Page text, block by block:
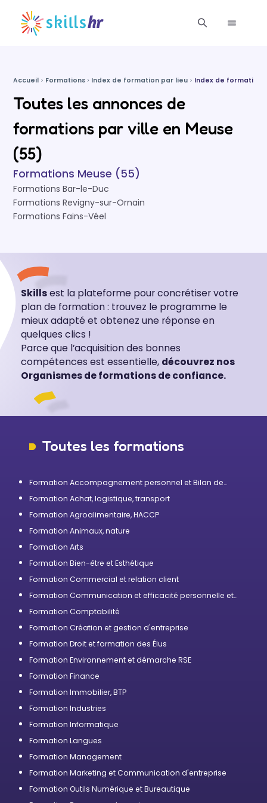
Accueil Formations Index de formation par lieu Index de formations
Toutes les annonces de
formations par ville en Meuse
(55)
Formations Meuse (55)
Formations Bar-le-Duc
Formations Revigny-sur-Ornain
Formations Fains-Véel
Skillsest la plateforme pour concrétiser votre
plan de formation : trouvez le programme le
mieux adapté et obtenez une réponse en
quelques clics !
Parce que l’acquisition des bonnes
compétences est essentielle, découvrez nos
Organismes de formations de confiance.
Toutes les formations
Formation Accompagnement personnel et Bilan de
Formation Achat, logistique, transport
Formation Agroalimentaire, HACCP
Formation Animaux, nature
Formation Arts
Formation Bien-être et Esthétique
Formation Commercial et relation client
Formation Communication et efficacité personnelle et
Formation Comptabilité
Formation Création et gestion d'entreprise
Formation Droit et formation des Élus
Formation Environnement et démarche RSE
Formation Finance
Formation Immobilier, BTP
Formation Industries
Formation Informatique
Formation Langues
Formation Management
Formation Marketing et Communication d'entreprise
Formation Outils Numérique et Bureautique